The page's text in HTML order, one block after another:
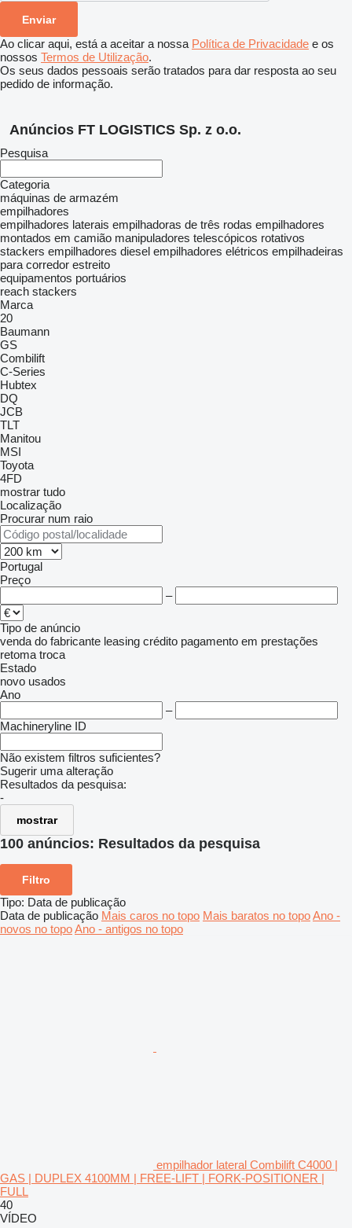
Ao clicar aqui, está a aceitar a nossa Política de Privacidade e os
nossos Termos de Utilização.
Os seus dados pessoais serão tratados para dar resposta ao seu
pedido de informação.
Anúncios FT LOGISTICS Sp. z o.o.
Pesquisa
Categoria
máquinas de armazém
empilhadores
empilhadores laterais empilhadoras de três rodas empilhadores
montados em camião manipuladores telescópicos rotativos
stackers empilhadores diesel empilhadores elétricos empilhadeiras
para corredor estreito
equipamentos portuários
reach stackers
Marca
20
Baumann
GS
Combilift
C-Series
Hubtex
DQ
JCB
TLT
Manitou
MSI
Toyota
4FD
mostrar tudo
Localização
Procurar num raio
Portugal
Preço
–
Tipo de anúncio
venda do fabricante leasing crédito pagamento em prestações
retoma troca
Estado
novo usados
Ano
–
Machineryline ID
Não existem filtros suficientes?
Sugerir uma alteração
Resultados da pesquisa:
-
mostrar
100 anúncios: Resultados da pesquisa
Filtro
Tipo: Data de publicação
Data de publicação Mais caros no topo Mais baratos no topoAno -
novos no topoAno - antigos no topo
empilhador lateral Combilift C4000 |
GAS | DUPLEX 4100MM | FREE-LIFT | FORK-POSITIONER |
FULL
40
VÍDEO